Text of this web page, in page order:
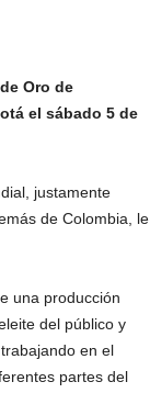
Oro de
el sábado 5 de
justamente
de Colombia, le
una producción
del público y
en el
partes del